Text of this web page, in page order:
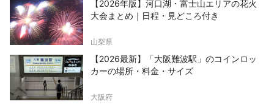
【2026年版】河口湖・富士山エリアの花火
大会まとめ｜日程・見どころ付き
山梨県
【2026最新】「大阪難波駅」のコインロッ
カーの場所・料金・サイズ
大阪府